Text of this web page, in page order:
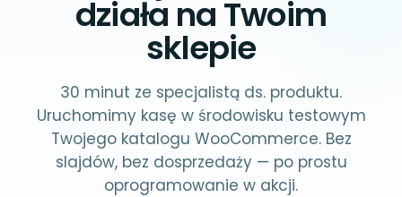
działa naTwoim
sklepie
30 minut ze specjalistą ds. produktu.
Uruchomimy kasę w środowisku testowym
Twojego katalogu WooCommerce. Bez
slajdów, bez dosprzedaży — po prostu
oprogramowanie w akcji.